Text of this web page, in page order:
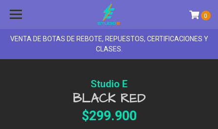
VENTA DE BOTAS DE REBOTE, REPUESTOS, CERTIFICACIONES Y
CLASES.
0
Studio E
BLACK RED
$299.900